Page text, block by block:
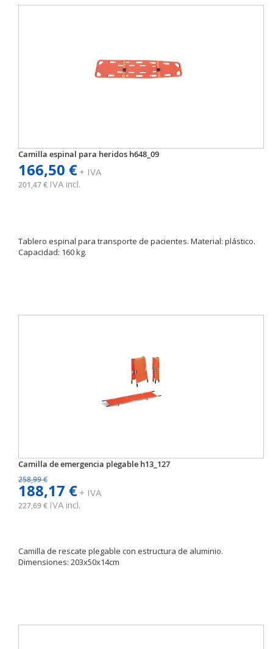
Camilla espinal para heridos h648_09
166,50 €+ IVA
201,47 € IVA incl.
Tablero espinal para transporte de pacientes. Material: plástico.
Capacidad: 160 kg.
Camilla de emergencia plegable h13_127
258,99 €
188,17 €+ IVA
227,69 € IVA incl.
Camilla de rescate plegable con estructura de aluminio.
Dimensiones: 203x50x14cm